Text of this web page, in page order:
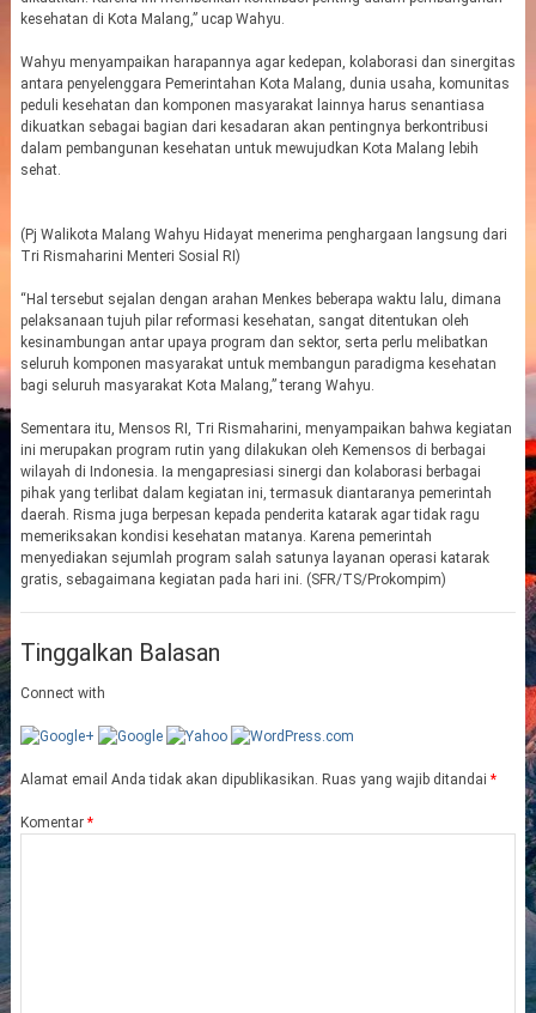
kesehatan di Kota Malang,” ucap Wahyu.
Wahyu menyampaikan harapannya agar kedepan, kolaborasi dan sinergitas
antara penyelenggara Pemerintahan Kota Malang, dunia usaha, komunitas
peduli kesehatan dan komponen masyarakat lainnya harus senantiasa
dikuatkan sebagai bagian dari kesadaran akan pentingnya berkontribusi
dalam pembangunan kesehatan untuk mewujudkan Kota Malang lebih
sehat.
(Pj Walikota Malang Wahyu Hidayat menerima penghargaan langsung dari
Tri Rismaharini Menteri Sosial RI)
“Hal tersebut sejalan dengan arahan Menkes beberapa waktu lalu, dimana
pelaksanaan tujuh pilar reformasi kesehatan, sangat ditentukan oleh
kesinambungan antar upaya program dan sektor, serta perlu melibatkan
seluruh komponen masyarakat untuk membangun paradigma kesehatan
bagi seluruh masyarakat Kota Malang,” terang Wahyu.
Sementara itu, Mensos RI, Tri Rismaharini, menyampaikan bahwa kegiatan
ini merupakan program rutin yang dilakukan oleh Kemensos di berbagai
wilayah di Indonesia. Ia mengapresiasi sinergi dan kolaborasi berbagai
pihak yang terlibat dalam kegiatan ini, termasuk diantaranya pemerintah
daerah. Risma juga berpesan kepada penderita katarak agar tidak ragu
memeriksakan kondisi kesehatan matanya. Karena pemerintah
menyediakan sejumlah program salah satunya layanan operasi katarak
gratis, sebagaimana kegiatan pada hari ini. (SFR/TS/Prokompim)
Tinggalkan Balasan
Connect with
Alamat email Anda tidak akan dipublikasikan. Ruas yang wajib ditandai *
Komentar *